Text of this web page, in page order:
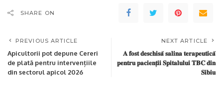
SHARE ON
PREVIOUS ARTICLE
Apicultorii pot depune Cereri
de plată pentru intervențiile
din sectorul apicol 2026
NEXT ARTICLE
𝐀 𝐟𝐨𝐬𝐭 𝐝𝐞𝐬𝐜𝐡𝐢𝐬𝐚̆ 𝐬𝐚𝐥𝐢𝐧𝐚 𝐭𝐞𝐫𝐚𝐩𝐞𝐮𝐭𝐢𝐜𝐚̆
𝐩𝐞𝐧𝐭𝐫𝐮 𝐩𝐚𝐜𝐢𝐞𝐧𝐭̦𝐢𝐢 𝐒𝐩𝐢𝐭𝐚𝐥𝐮𝐥𝐮𝐢 𝐓𝐁𝐂 𝐝𝐢𝐧
𝐒𝐢𝐛𝐢𝐮